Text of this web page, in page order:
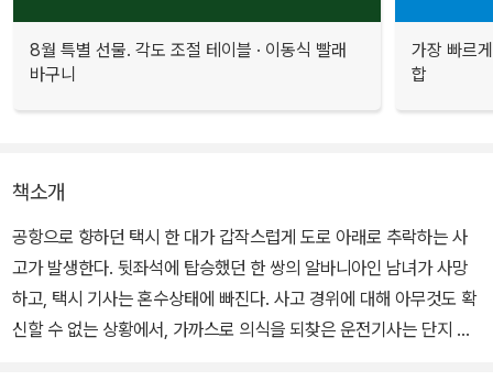
8월 특별 선물. 각도 조절 테이블 · 이동식 빨래
바구니
가장 빠르
합
책소개
공항으로 향하던 택시 한 대가 갑작스럽게 도로 아래로 추락하는 사
고가 발생한다. 뒷좌석에 탑승했던 한 쌍의 알바니아인 남녀가 사망
하고, 택시 기사는 혼수상태에 빠진다. 사고 경위에 대해 아무것도 확
신할 수 없는 상황에서, 가까스로 의식을 되찾은 운전기사는 단지 백